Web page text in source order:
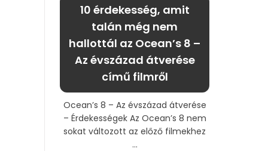
10 érdekesség, amit
talán még nem
hallottál az Ocean’s 8 –
Az évszázad átverése
című filmről
Ocean’s 8 – Az évszázad átverése
– Érdekességek Az Ocean’s 8 nem
sokat változott az előző filmekhez
...